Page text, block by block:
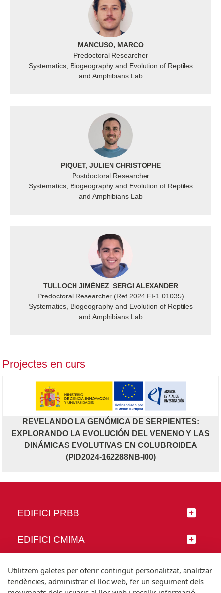
MANCUSO, MARCO
Predoctoral Researcher
Systematics, Biogeography and Evolution of Reptiles
and Amphibians Lab
PIQUET, JULIEN CHRISTOPHE
Postdoctoral Researcher
Systematics, Biogeography and Evolution of Reptiles
and Amphibians Lab
TULLOCH JIMÉNEZ, SERGI ALEXANDER
Predoctoral Researcher (Ref 2024 FI-1 01035)
Systematics, Biogeography and Evolution of Reptiles
and Amphibians Lab
Projectes en curs
REVELANDO LA GENÓMICA DE SERPIENTES:
EXPLORANDO LA EVOLUCIÓN DEL VENENO Y LAS
DINÁMICAS EVOLUTIVAS EN COLUBROIDEA
(PID2024-162288NB-I00)
EDIFICI PRBB
EDIFICI CMIMA
SEGUEIX-NOS
Utilitzem galetes per oferir contingut personalitzat, analitzar
tendències, administrar el lloc web, fer un seguiment dels